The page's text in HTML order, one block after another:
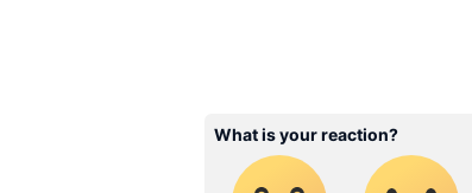
ABOUT THE AUTHOR